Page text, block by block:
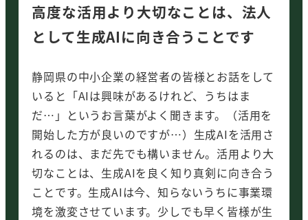
高度な活用より大切なことは、法人
として生成AIに向き合うことです
静岡県の中小企業の経営者の皆様とお話をして
いると「AIは興味があるけれど、うちはま
だ…」というお言葉がよく聞きます。（活用を
開始した方が良いのですが…）生成AIを活用さ
れるのは、まだ先でも構いません。活用より大
切なことは、生成AIを良く知り真剣に向き合う
ことです。生成AIは今、知らないうちに事業環
境を激変させています。少しでも早く皆様が生